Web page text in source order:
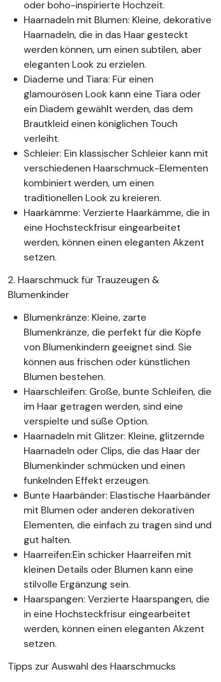
oder boho-inspirierte Hochzeit.
Haarnadeln mit Blumen: Kleine, dekorative
Haarnadeln, die in das Haar gesteckt
werden können, um einen subtilen, aber
eleganten Look zu erzielen.
Diademe und Tiara: Für einen
glamourösen Look kann eine Tiara oder
ein Diadem gewählt werden, das dem
Brautkleid einen königlichen Touch
verleiht.
Schleier: Ein klassischer Schleier kann mit
verschiedenen Haarschmuck-Elementen
kombiniert werden, um einen
traditionellen Look zu kreieren.
Haarkämme: Verzierte Haarkämme, die in
eine Hochsteckfrisur eingearbeitet
werden, können einen eleganten Akzent
setzen.
2. Haarschmuck für Trauzeugen &
Blumenkinder
Blumenkränze: Kleine, zarte
Blumenkränze, die perfekt für die Köpfe
von Blumenkindern geeignet sind. Sie
können aus frischen oder künstlichen
Blumen bestehen.
Haarschleifen: Große, bunte Schleifen, die
im Haar getragen werden, sind eine
verspielte und süße Option.
Haarnadeln mit Glitzer: Kleine, glitzernde
Haarnadeln oder Clips, die das Haar der
Blumenkinder schmücken und einen
funkelnden Effekt erzeugen.
Bunte Haarbänder: Elastische Haarbänder
mit Blumen oder anderen dekorativen
Elementen, die einfach zu tragen sind und
gut halten.
Haarreifen:Ein schicker Haarreifen mit
kleinen Details oder Blumen kann eine
stilvolle Ergänzung sein.
Haarspangen: Verzierte Haarspangen, die
in eine Hochsteckfrisur eingearbeitet
werden, können einen eleganten Akzent
setzen.
Tipps zur Auswahl des Haarschmucks